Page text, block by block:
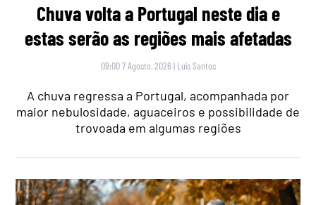
Chuva volta a Portugal neste dia e
estas serão as regiões mais afetadas
09:00 7 Agosto, 2026 | Luís Santos
A chuva regressa a Portugal, acompanhada por
maior nebulosidade, aguaceiros e possibilidade de
trovoada em algumas regiões